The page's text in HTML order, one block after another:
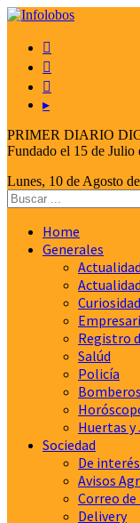



▸
PRIMER DIARIO
Fundado el 15 de Julio
Lunes, 10 de Agosto
Home
Generales
Actualidad
Registro
Salúd
Policía
Bomberos
Huertas y
Sociedad
De
Avisos
Correo
Delivery